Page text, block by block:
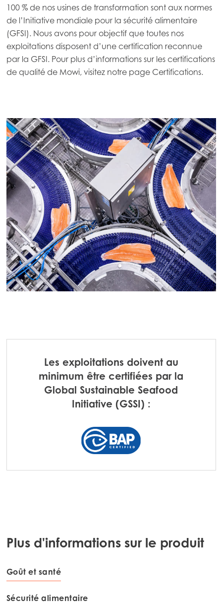
Mowi Global
Mowi Japan
Mowi Korea
Mowi Taiwan
Europe
Mowi Belgium (FR)
Mowi Belgium (NL)
Mowi Czechia (CZ)
Mowi Czechia (EN)
Mowi Faroe Islands
Mowi Italy
Mowi Netherlands
Mowi Norway
Mowi Chile
100 % de nos usines de transformation sont aux normes
de l’Initiative mondiale pour la sécurité alimentaire
(GFSI). Nous avons pour objectif que toutes nos
exploitations disposent d’une certification reconnue
par la GFSI. Pour plus d’informations sur les certifications
de qualité de Mowi, visitez notre page Certifications.
Les exploitations doivent au
minimum être certifiées par la
Global Sustainable Seafood
Initiative (GSSI) :
Plus d'informations sur le produit
Goût et santé
Sécurité alimentaire